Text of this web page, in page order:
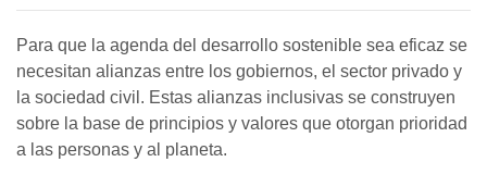
Para que la agenda del desarrollo sostenible sea eficaz se
necesitan alianzas entre los gobiernos, el sector privado y
la sociedad civil. Estas alianzas inclusivas se construyen
sobre la base de principios y valores que otorgan prioridad
a las personas y al planeta.